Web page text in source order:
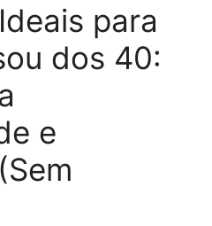
para
dos 40:
e